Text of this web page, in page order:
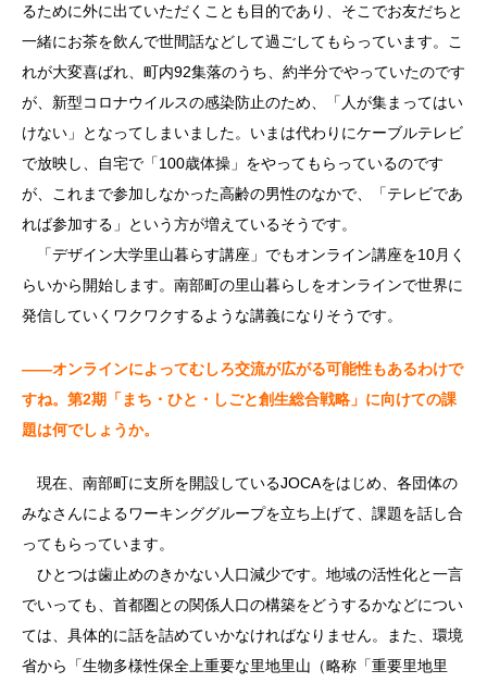
るために外に出ていただくことも目的であり、そこでお友だちと
一緒にお茶を飲んで世間話などして過ごしてもらっています。こ
れが大変喜ばれ、町内92集落のうち、約半分でやっていたのです
が、新型コロナウイルスの感染防止のため、「人が集まってはい
けない」となってしまいました。いまは代わりにケーブルテレビ
で放映し、自宅で「100歳体操」をやってもらっているのです
が、これまで参加しなかった高齢の男性のなかで、「テレビであ
れば参加する」という方が増えているそうです。
「デザイン大学里山暮らす講座」でもオンライン講座を10月く
らいから開始します。南部町の里山暮らしをオンラインで世界に
発信していくワクワクするような講義になりそうです。
――オンラインによってむしろ交流が広がる可能性もあるわけで
すね。第2期「まち・ひと・しごと創生総合戦略」に向けての課
題は何でしょうか。
現在、南部町に支所を開設しているJOCAをはじめ、各団体の
みなさんによるワーキンググループを立ち上げて、課題を話し合
ってもらっています。
ひとつは歯止めのきかない人口減少です。地域の活性化と一言
でいっても、首都圏との関係人口の構築をどうするかなどについ
ては、具体的に話を詰めていかなければなりません。また、環境
省から「生物多様性保全上重要な里地里山（略称「重要里地里